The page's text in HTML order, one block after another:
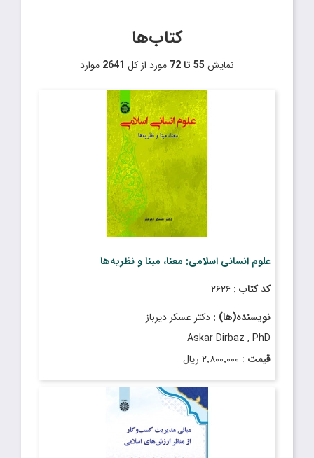
کتاب‌ها
نمایش 55 تا 72 مورد از کل 2641 موارد
علوم انسانی اسلامی: معنا، مبنا و نظریه‌‌ها
کد کتاب : ۲۶۲۶
نویسنده(ها) : دکتر عسکر دیرباز
Askar Dirbaz , PhD
قیمت : ۲٬۸۰۰٬۰۰۰ ریال
: اسفند ۱۴۰۳